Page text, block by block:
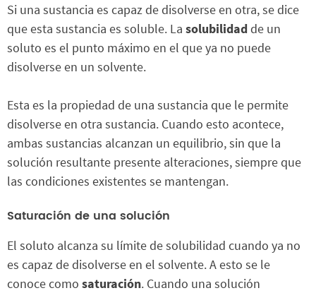
Si una sustancia es capaz de disolverse en otra, se dice
que esta sustancia es soluble. La solubilidadde un
soluto es el punto máximo en el que ya no puede
disolverse en un solvente.
Esta es la propiedad de una sustancia que le permite
disolverse en otra sustancia. Cuando esto acontece,
ambas sustancias alcanzan un equilibrio, sin que la
solución resultante presente alteraciones, siempre que
las condiciones existentes se mantengan.
Saturación de una solución
El soluto alcanza su límite de solubilidad cuando ya no
es capaz de disolverse en el solvente. A esto se le
conoce como saturación. Cuando una solución